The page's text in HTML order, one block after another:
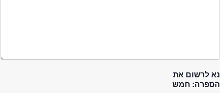
נא לרשום את
הספרה: חמש